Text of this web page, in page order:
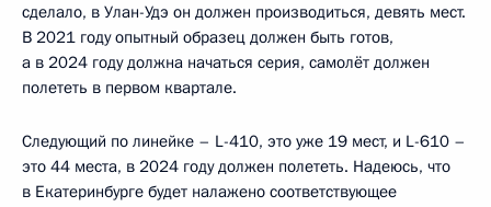
сделало, в Улан-Удэ он должен производиться, девять мест.
В 2021 году опытный образец должен быть готов,
а в 2024 году должна начаться серия, самолёт должен
полететь в первом квартале.
Следующий по линейке – L-410, это уже 19 мест, и L-610 –
это 44 места, в 2024 году должен полететь. Надеюсь, что
в Екатеринбурге будет налажено соответствующее